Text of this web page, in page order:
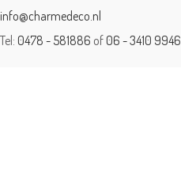
info@charmedeco.nl
Tel: 0478 - 581886 of 06 - 3410 9946